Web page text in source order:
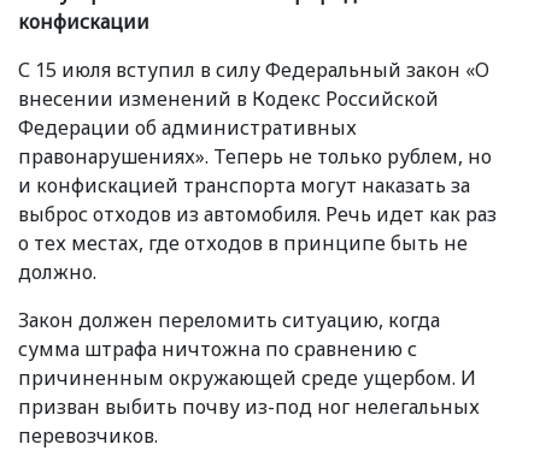
конфискации
С 15 июля вступил в силу Федеральный закон «О
внесении изменений в Кодекс Российской
Федерации об административных
правонарушениях». Теперь не только рублем, но
и конфискацией транспорта могут наказать за
выброс отходов из автомобиля. Речь идет как раз
о тех местах, где отходов в принципе быть не
должно.
Закон должен переломить ситуацию, когда
сумма штрафа ничтожна по сравнению с
причиненным окружающей среде ущербом. И
призван выбить почву из-под ног нелегальных
перевозчиков.